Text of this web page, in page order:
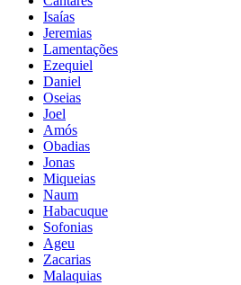
Isaías
Jeremias
Lamentações
Ezequiel
Daniel
Oseias
Joel
Amós
Obadias
Jonas
Miqueias
Naum
Habacuque
Sofonias
Ageu
Zacarias
Malaquias